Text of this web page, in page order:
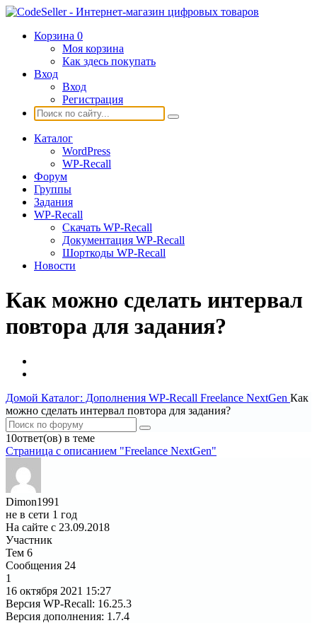
Корзина 0
Моя корзина
Как здесь покупать
Вход
Вход
Регистрация
Каталог
WordPress
WP-Recall
Форум
Группы
Задания
WP-Recall
Скачать WP-Recall
Документация WP-Recall
Шорткоды WP-Recall
Новости
Как можно сделать интервал
повтора для задания?
Домой Каталог: Дополнения WP-Recall Freelance NextGen Как
можно сделать интервал повтора для задания?
10ответ(ов) в теме
Страница c описанием "Freelance NextGen"
Dimon1991
не в сети 1 год
На сайте с 23.09.2018
Участник
Тем 6
Сообщения 24
1
16 октября 2021 15:27
Версия WP-Recall: 16.25.3
Версия дополнения: 1.7.4